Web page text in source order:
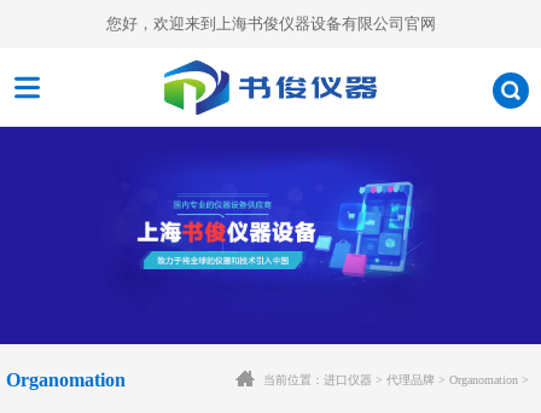
您好，欢迎来到上海书俊仪器设备有限公司官网
Organomation 当前位置： 进口仪器 > 代理品牌 > Organomation >